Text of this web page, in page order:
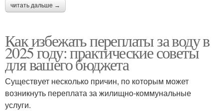
читать дальше →
Как избежать переплаты за воду в
2025 году: практические советы
для вашего бюджета
Существует несколько причин, по которым может
возникнуть переплата за жилищно-коммунальные
услуги.